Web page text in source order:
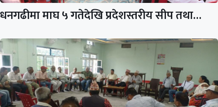
धनगढीमा माघ ५ गतेदेखि प्रदेशस्तरीय सीप तथा…